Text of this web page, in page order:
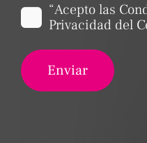
“Acepto las
Privacidad del